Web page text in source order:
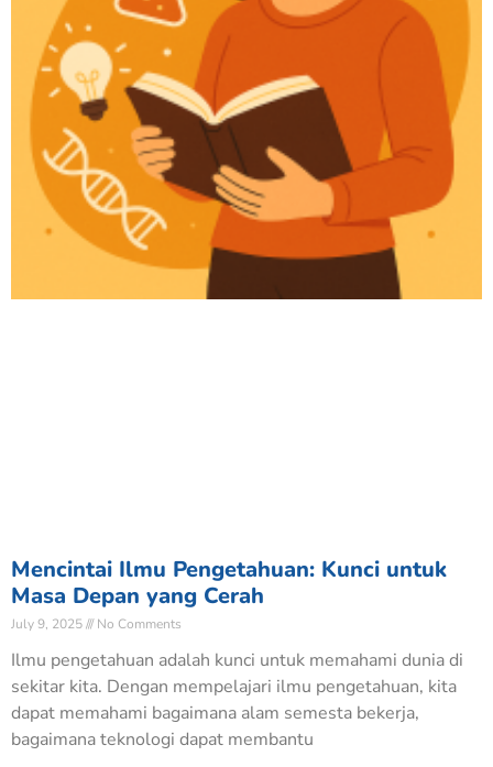
Mencintai Ilmu Pengetahuan: Kunci untuk
Masa Depan yang Cerah
July 9, 2025 No Comments
Ilmu pengetahuan adalah kunci untuk memahami dunia di
sekitar kita. Dengan mempelajari ilmu pengetahuan, kita
dapat memahami bagaimana alam semesta bekerja,
bagaimana teknologi dapat membantu